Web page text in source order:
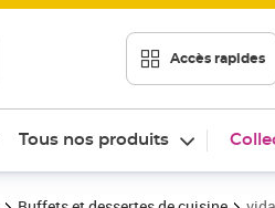
Accès rapides
Tous nos produits